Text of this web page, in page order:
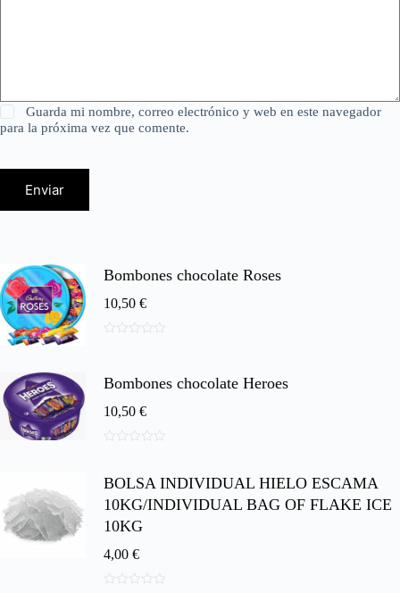
Guarda mi nombre, correo electrónico y web en este navegador
para la próxima vez que comente.
Enviar
Bombones chocolate Roses
10,50 €
5
Bombones chocolate Heroes
10,50 €
e
BOLSA INDIVIDUAL HIELO ESCAMA
10KG/INDIVIDUAL BAG OF FLAKE ICE
10KG
4,00 €